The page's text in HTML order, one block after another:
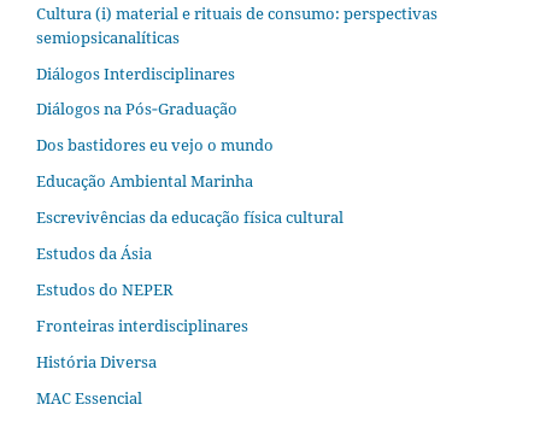
Cultura (i) material e rituais de consumo: perspectivas
semiopsicanalíticas
Diálogos Interdisciplinares
Diálogos na Pós‐Graduação
Dos bastidores eu vejo o mundo
Educação Ambiental Marinha
Escrevivências da educação física cultural
Estudos da Ásia​
Estudos do NEPER
Fronteiras interdisciplinares
História Diversa
MAC Essencial